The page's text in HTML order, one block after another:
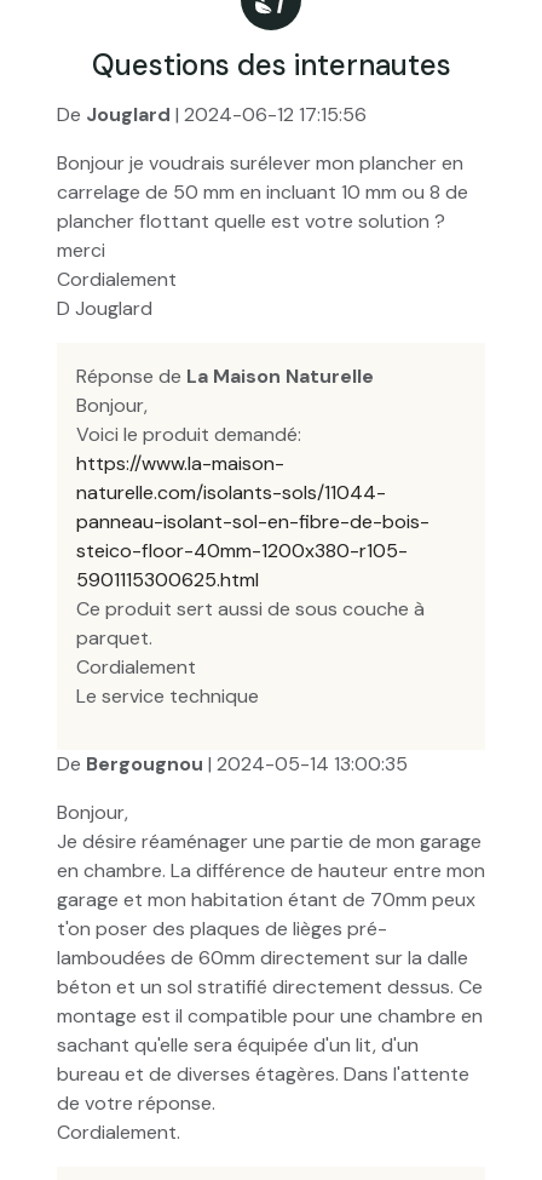
Questions des internautes
De Jouglard | 2024-06-12 17:15:56
Bonjour je voudrais surélever mon plancher en
carrelage de 50 mm en incluant 10 mm ou 8 de
plancher flottant quelle est votre solution ?
merci
Cordialement
D Jouglard
Réponse de La Maison Naturelle
Bonjour,
Voici le produit demandé:
https://www.la-maison-
naturelle.com/isolants-sols/11044-
panneau-isolant-sol-en-fibre-de-bois-
steico-floor-40mm-1200x380-r105-
5901115300625.html
Ce produit sert aussi de sous couche à
parquet.
Cordialement
Le service technique
De Bergougnou | 2024-05-14 13:00:35
Bonjour,
Je désire réaménager une partie de mon garage
en chambre. La différence de hauteur entre mon
garage et mon habitation étant de 70mm peux
t'on poser des plaques de lièges pré-
lamboudées de 60mm directement sur la dalle
béton et un sol stratifié directement dessus. Ce
montage est il compatible pour une chambre en
sachant qu'elle sera équipée d'un lit, d'un
bureau et de diverses étagères. Dans l'attente
de votre réponse.
Cordialement.